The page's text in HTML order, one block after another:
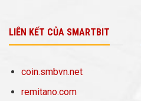
LIÊN KẾT CỦA SMARTBIT
coin.smbvn.net
remitano.com